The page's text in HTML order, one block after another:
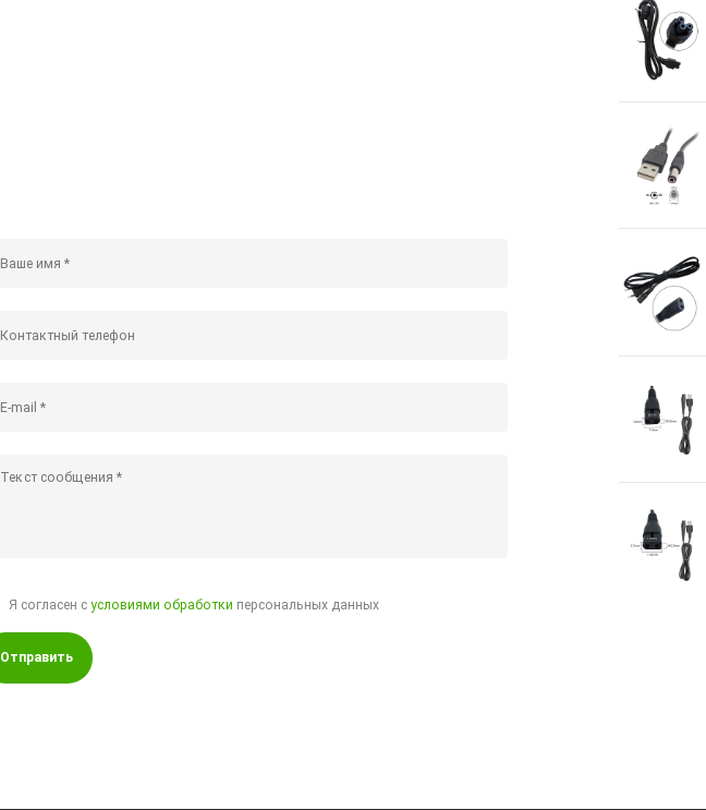
Я согласен сусловиями обработки персональных данных
Отправить